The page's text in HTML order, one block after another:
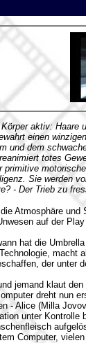
aktiv: Haare
einen
und dem
totes
primitive
Sie werden
- Der Trieb zu
Atmosphäre und
auf der
hat die
macht
der unter
jemand klaut
dreht nun
- Alice (Milla
unter Kontrolle
Computer,